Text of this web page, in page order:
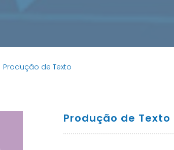
Produção de Texto
Produção de Texto